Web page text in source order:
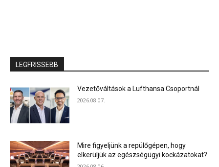
LEGFRISSEBB
Vezetőváltások a Lufthansa Csoportnál
2026.08.07.
Mire figyeljünk a repülőgépen, hogy
elkerüljük az egészségügyi kockázatokat?